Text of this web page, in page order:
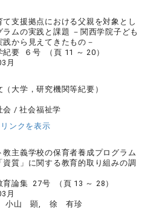
て支援拠点における父親を対象とし
ムの実践と課題 －関西学院子ども
から見えてきたもの－
紀要 ６号 （頁 11 ～ 20）
月
（大学，研究機関等紀要）
会 / 社会福祉学
ンクを表示
教主義学校の保育者養成プログラム
資質」に関する教育的取り組みの調
育論集 27号 （頁 13 ～ 28）
月
小山 顕, 徐 有珍